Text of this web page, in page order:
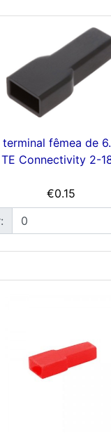
terminal fêmea de
TE Connectivity 2-
€0.15